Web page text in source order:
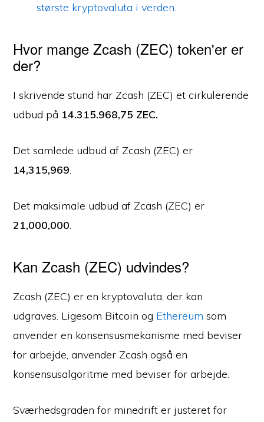
største kryptovaluta i verden.
Hvor mange Zcash (ZEC) token'er er
der?
I skrivende stund har Zcash (ZEC) et cirkulerende
udbud på 14.315.968,75 ZEC.
Det samlede udbud af Zcash (ZEC) er
14,315,969.
Det maksimale udbud af Zcash (ZEC) er
21,000,000.
Kan Zcash (ZEC) udvindes?
Zcash (ZEC) er en kryptovaluta, der kan
udgraves. Ligesom Bitcoin og Ethereum som
anvender en konsensusmekanisme med beviser
for arbejde, anvender Zcash også en
konsensusalgoritme med beviser for arbejde.
Sværhedsgraden for minedrift er justeret for